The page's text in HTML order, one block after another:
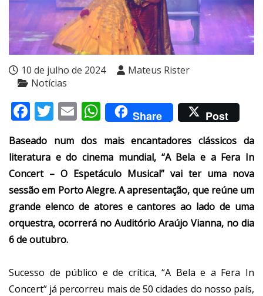
10 de julho de 2024
Mateus Rister
Notícias
Facebook
Twitter
EmailWhatsApp
Share Post
Baseado num dos mais encantadores clássicos da
literatura e do cinema mundial, “A Bela e a Fera In
Concert – O Espetáculo Musical” vai ter uma nova
sessão em Porto Alegre. A apresentação, que reúne um
grande elenco de atores e cantores ao lado de uma
orquestra, ocorrerá no Auditório Araújo Vianna, no dia
6 de outubro.
Sucesso de público e de crítica, “A Bela e a Fera In
Concert” já percorreu mais de 50 cidades do nosso país,